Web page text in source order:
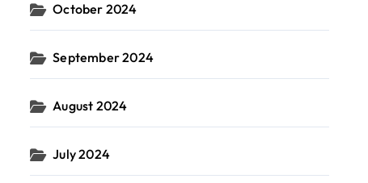
October 2024
September 2024
August 2024
July 2024